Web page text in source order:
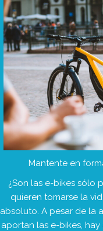
Mantente en
¿Son las e-bikes sólo
quieren tomarse la
absoluto. A pesar de la
aportan las e-bikes,